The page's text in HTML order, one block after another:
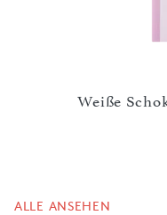
Weiße
ALLE ANSEHEN